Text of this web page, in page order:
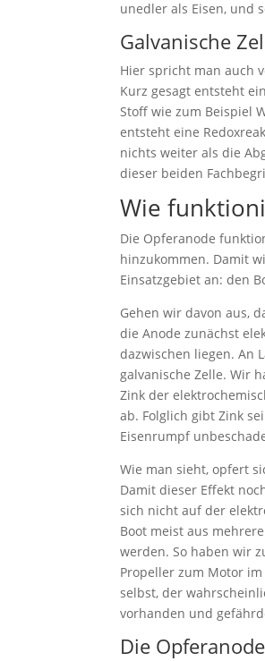
unedler als Eisen, und
Galvanische
Hier spricht man auch
Kurz gesagt entsteht
Stoff wie zum Beispiel
entsteht eine
nichts weiter als die
dieser beiden
Wie
Die Opferanode
hinzukommen. Damit
Einsatzgebiet an: den
Gehen wir davon aus,
die Anode zunächst
dazwischen liegen. An
galvanische Zelle. Wir
Zink der
ab. Folglich gibt Zink
Eisenrumpf
Wie man sieht, opfert
Damit dieser Effekt
sich nicht auf der
Boot meist aus
werden. So haben wir
Propeller zum Motor
selbst, der
vorhanden und
Die